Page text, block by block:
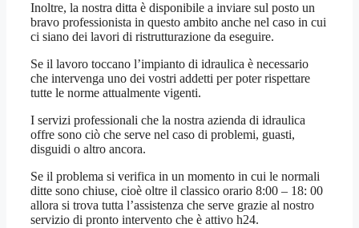
Inoltre, la nostra ditta è disponibile a inviare sul posto un
bravo professionista in questo ambito anche nel caso in cui
ci siano dei lavori di ristrutturazione da eseguire.
Se il lavoro toccano l’impianto di idraulica è necessario
che intervenga uno dei vostri addetti per poter rispettare
tutte le norme attualmente vigenti.
I servizi professionali che la nostra azienda di idraulica
offre sono ciò che serve nel caso di problemi, guasti,
disguidi o altro ancora.
Se il problema si verifica in un momento in cui le normali
ditte sono chiuse, cioè oltre il classico orario 8:00 – 18: 00
allora si trova tutta l’assistenza che serve grazie al nostro
servizio di pronto intervento che è attivo h24.